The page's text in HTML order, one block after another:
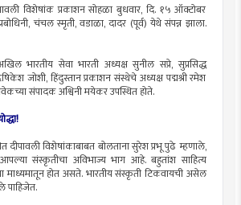
विशेषांक प्रकाशन सोहळा बुधवार, दि. १५ ऑक्टोबर
चंचल स्मृती, वडाळा, दादर (पूर्व) येथे संपन्न झाला.
भारतीय सेवा भारती अध्यक्ष सुनील सप्रे, सुप्रसिद्ध
जोशी, हिंदुस्तान प्रकाशन संस्थेचे अध्यक्ष पद्मश्री रमेश
संपादक अश्विनी मयेकर उपस्थित होते.
दीपावली विशेषांकाबाबत बोलताना सुरेश प्रभू पुढे म्हणाले,
संस्कृतीचा अविभाज्य भाग आहे. बहुतांश साहित्य
माध्यमातून होत असते. भारतीय संस्कृती टिकवायची असेल